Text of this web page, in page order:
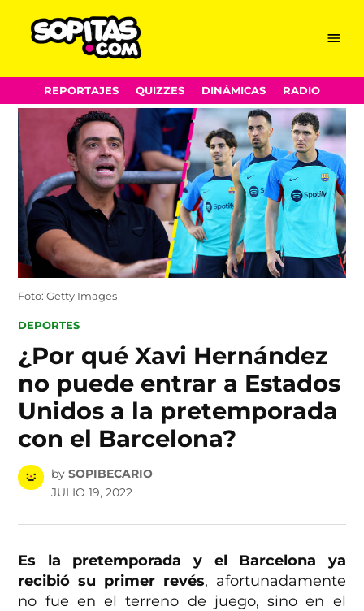
Skip
to
content
Menu
REPORTAJES QUIZZES DINÁMICAS RADIO
Foto: Getty Images
POSTED
DEPORTES
¿Por qué Xavi Hernández
no puede entrar a Estados
Unidos a la pretemporada
con el Barcelona?
by SOPIBECARIO
JULIO 19, 2022
Es la pretemporada y el Barcelona ya
recibió su primer revés, afortunadamente
no fue en el terreno de juego, sino en el